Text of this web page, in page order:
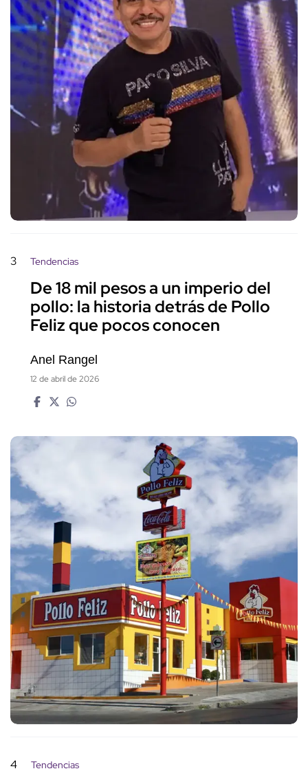
3 Tendencias
De 18 mil pesos a un imperio del
pollo: la historia detrás de Pollo
Feliz que pocos conocen
Anel Rangel
12 de abril de 2026
4 Tendencias